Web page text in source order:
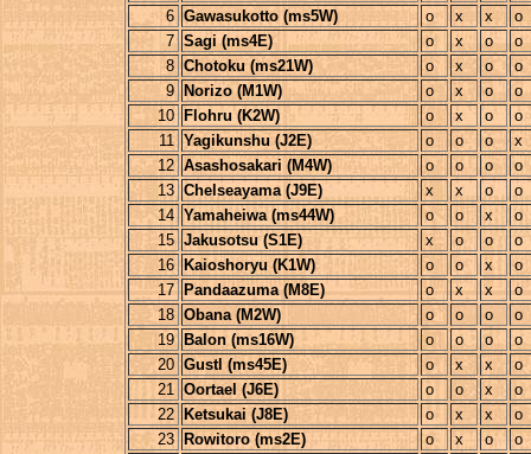
6 Gawasukotto (ms5W) o x x
o
7 Sagi (ms4E) o x o
o
8 Chotoku (ms21W) o x o
o
9
Norizo (M1W) o x o
o
10
Flohru (K2W) o x o
o
11 Yagikunshu (J2E) o o o
x
12 Asashosakari (M4W) o o o
o
13 Chelseayama (J9E) x x o
o
14 Yamaheiwa (ms44W) o o x
o
15 Jakusotsu (S1E) x o o
o
16
Kaioshoryu (K1W) o o x
o
17
Pandaazuma (M8E) o x x
o
18 Obana (M2W) o o o
o
19
Balon (ms16W) o o o
o
20 Gustl (ms45E) o x x
o
21 Oortael (J6E) o o x
o
22
Ketsukai (J8E) o x x
o
23
Rowitoro (ms2E) o x o
o